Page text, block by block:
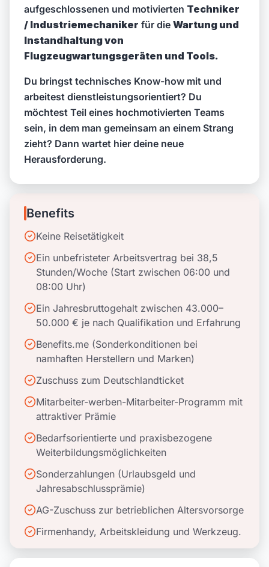
aufgeschlossenen und motivierten Techniker
/ Industriemechaniker für die Wartung und
Instandhaltung von
Flugzeugwartungsgeräten und Tools.
Du bringst technisches Know-how mit und
arbeitest dienstleistungsorientiert? Du
möchtest Teil eines hochmotivierten Teams
sein, in dem man gemeinsam an einem Strang
zieht? Dann wartet hier deine neue
Herausforderung.
Benefits
Keine Reisetätigkeit
Ein unbefristeter Arbeitsvertrag bei 38,5
Stunden/Woche (Start zwischen 06:00 und
08:00 Uhr)
Ein Jahresbruttogehalt zwischen 43.000–
50.000 € je nach Qualifikation und Erfahrung
Benefits.me (Sonderkonditionen bei
namhaften Herstellern und Marken)
Zuschuss zum Deutschlandticket
Mitarbeiter-werben-Mitarbeiter-Programm mit
attraktiver Prämie
Bedarfsorientierte und praxisbezogene
Weiterbildungsmöglichkeiten
Sonderzahlungen (Urlaubsgeld und
Jahresabschlussprämie)
AG-Zuschuss zur betrieblichen Altersvorsorge
Firmenhandy, Arbeitskleidung und Werkzeug.